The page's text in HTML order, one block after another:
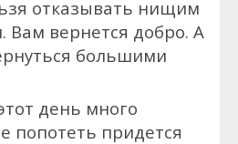
отказывать нищим
вернется добро. А
большими
день много
попотеть придется